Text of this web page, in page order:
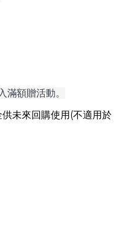
滿額贈活動。
未來回購使用(不適用於